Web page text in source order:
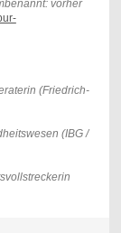
vorher
(Friedrich-
(IBG /